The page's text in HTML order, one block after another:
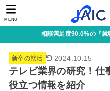
MENU
相談満足度90.0%の『
新卒の就活 2024.10.15
テレビ業界の研究！仕
役立つ情報を紹介